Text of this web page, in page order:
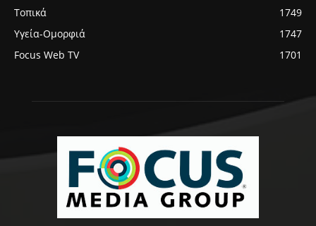
Τοπικά
1749
Υγεία-Ομορφιά
1747
Focus Web TV
1701